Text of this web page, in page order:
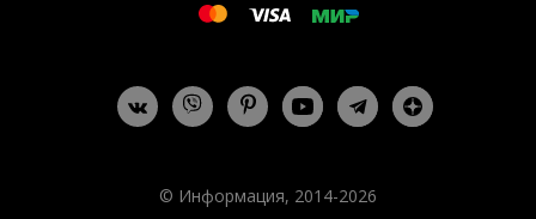
© Информация, 2014-2026